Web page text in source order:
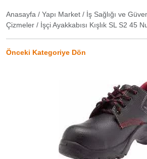
Anasayfa / Yapı Market / İş Sağlığı ve
Çizmeler / İşçi Ayakkabısı Kışlık SL S2 45
Önceki Kategoriye Dön